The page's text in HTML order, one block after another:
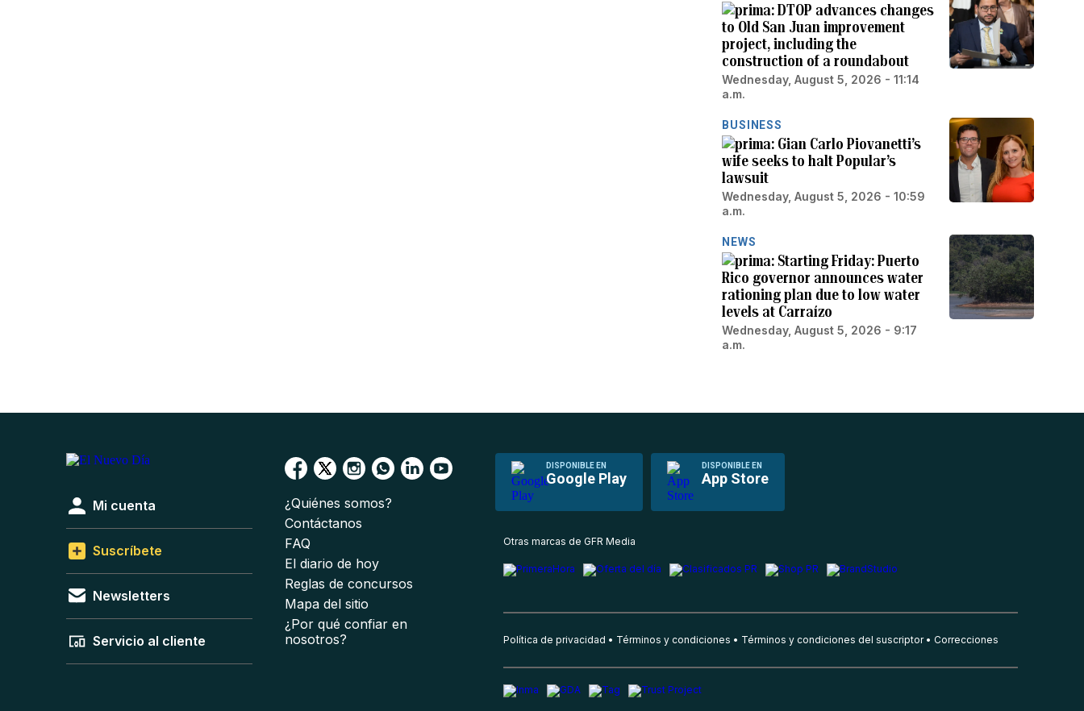
DTOP advances changes
to Old San Juan improvement
project, including the
construction of a roundabout
Wednesday, August 5, 2026 - 11:14
a.m.
BUSINESS
Gian Carlo Piovanetti’s
wife seeks to halt Popular’s
lawsuit
Wednesday, August 5, 2026 - 10:59
a.m.
NEWS
Starting Friday: Puerto
Rico governor announces water
rationing plan due to low water
levels at Carraízo
Wednesday, August 5, 2026 - 9:17
a.m.
DISPONIBLE EN
Google Play
DISPONIBLE EN
App Store
Mi cuenta
Suscríbete
Newsletters
Servicio al cliente
¿Quiénes somos?
Contáctanos
FAQ
El diario de hoy
Reglas de concursos
Mapa del sitio
¿Por qué confiar en
nosotros?
Otras marcas de GFR Media
Política de privacidad Términos y condiciones Términos y condiciones del suscriptor Correcciones